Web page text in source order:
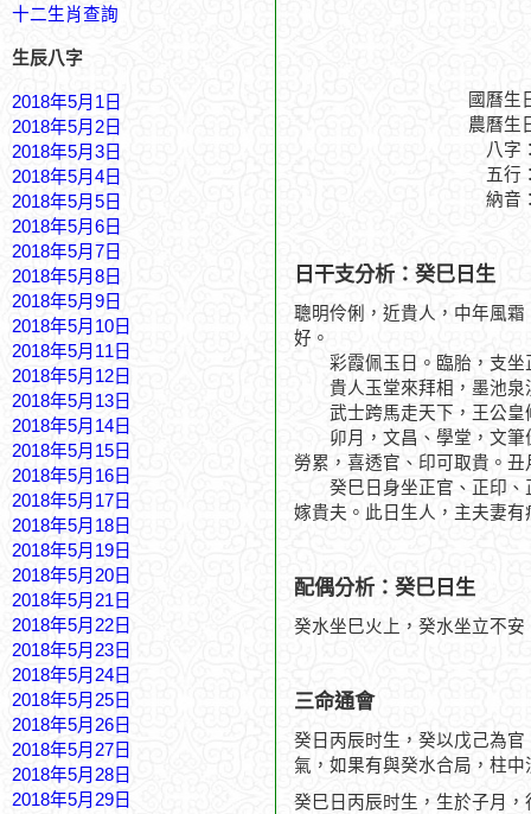
十二生肖查詢
生辰八字
2018年5月1日
2018年5月2日
2018年5月3日
2018年5月4日
2018年5月5日
2018年5月6日
2018年5月7日
2018年5月8日
2018年5月9日
2018年5月10日
2018年5月11日
2018年5月12日
2018年5月13日
2018年5月14日
2018年5月15日
2018年5月16日
2018年5月17日
2018年5月18日
2018年5月19日
2018年5月20日
2018年5月21日
2018年5月22日
2018年5月23日
2018年5月24日
2018年5月25日
2018年5月26日
2018年5月27日
2018年5月28日
2018年5月29日
國曆生
農曆生
八字
五行
納音
日干支分析：癸巳日生
聰明伶俐，近貴人，中年風
好。
彩霞佩玉日。臨胎，支坐
貴人玉堂來拜相，墨池泉
武士跨馬走天下，王公皇
卯月，文昌、學堂，文筆
勞累，喜透官、印可取貴。
癸巳日身坐正官、正印、
嫁貴夫。此日生人，主夫妻
配偶分析：癸巳日生
癸水坐巳火上，癸水坐立不
三命通會
癸日丙辰时生，癸以戊己為
氣，如果有與癸水合局，柱
癸巳日丙辰时生，生於子月